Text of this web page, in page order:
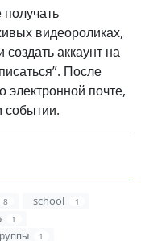
видеороликах,
аккаунт на
После
электронной почте,
событии.
8 school 1
1
1